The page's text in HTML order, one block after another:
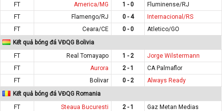
FT
America/MG 1 - 0
Fluminense/RJ
FT
Flamengo/RJ 0 - 4
Internacional/RS
FT
Ceara/CE 0 - 0
Atletico/GO
Kết quả bóng đá VĐQG Bolivia
FT
Real Tomayapo 1 - 2
Jorge Wilstermann
FT
Aurora 2 - 1
CA Palmaflor
FT
Bolivar 0 - 2
Always Ready
Kết quả bóng đá VĐQG Romania
FT
Steaua Bucuresti 2 - 1
Gaz Metan Medias